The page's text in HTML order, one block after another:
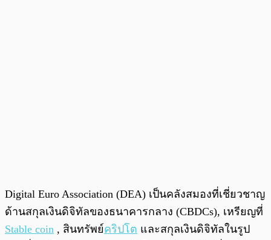
Digital Euro Association (DEA) เป็นคลังสมองที่เชี่ยวชาญ
ด้านสกุลเงินดิจิทัลของธนาคารกลาง (CBDCs), เหรียญที่
Stable coin , สินทรัพย์คริปโต และสกุลเงินดิจิทัลในรูป